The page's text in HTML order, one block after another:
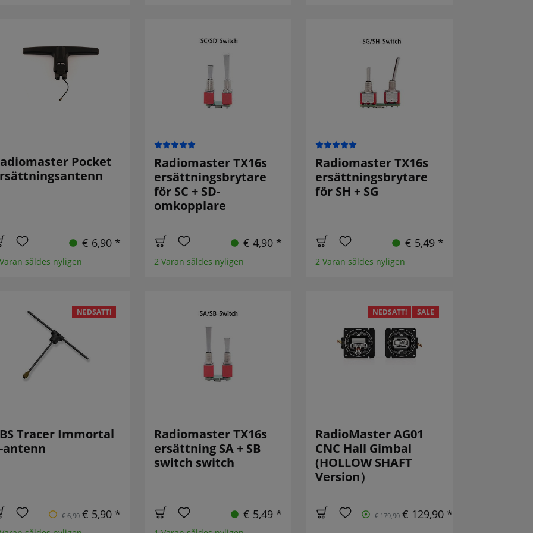
Pocket
€ 6,90 *
såldes nyligen
Radiomaster TX16s
ersättningsbrytare
för SC + SD-
omkopplare
€ 4,90 *
2 Varan såldes nyligen
Radiomaster TX16s
ersättningsbrytare
för SH + SG
€ 5,49 *
2 Varan såldes nyligen
NEDSATT!
Tracer Immortal
antenn
€ 6,90 € 5,90 *
Radiomaster TX16s
ersättning SA + SB
switch switch
€ 5,49 *
NEDSATT! SALE
RadioMaster AG01
CNC Hall Gimbal
(HOLLOW SHAFT
Version）
€ 179,90 € 129,90 *